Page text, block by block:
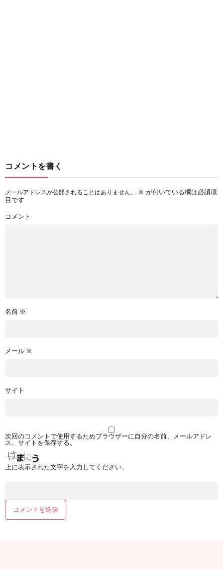
コメントを書く
メールアドレスが公開されることはありません。 ※ が付いている欄は必須項
目です
コメント
名前 ※
メール ※
サイト
次回のコメントで使用するためブラウザーに自分の名前、メールアドレ
ス、サイトを保存する。
上に表示された文字を入力してください。